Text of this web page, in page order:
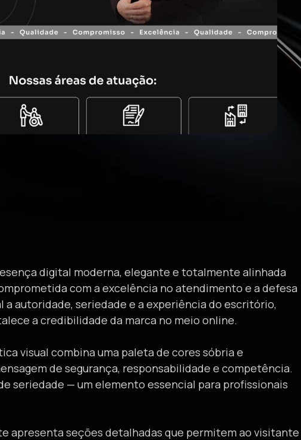
digital moderna, elegante e totalmente alinhada
com a excelência no atendimento e a defesa
autoridade, seriedade e a experiência do escritório,
a credibilidade da marca no meio online.
visual combina uma paleta de cores sóbria e
de segurança, responsabilidade e competência.
seriedade — um elemento essencial para profissionais
apresenta seções detalhadas que permitem ao visitante